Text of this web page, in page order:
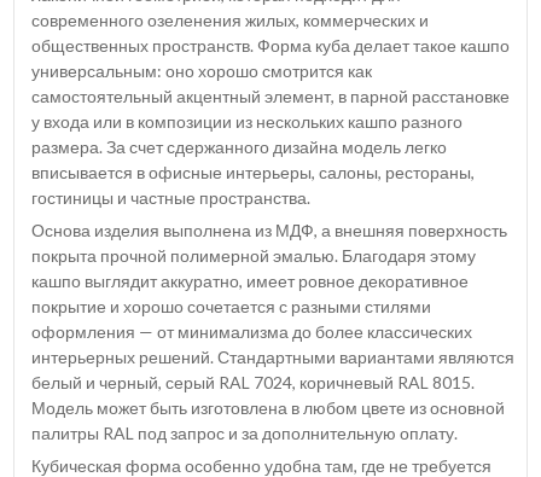
современного озеленения жилых, коммерческих и
общественных пространств. Форма куба делает такое кашпо
универсальным: оно хорошо смотрится как
самостоятельный акцентный элемент, в парной расстановке
у входа или в композиции из нескольких кашпо разного
размера. За счет сдержанного дизайна модель легко
вписывается в офисные интерьеры, салоны, рестораны,
гостиницы и частные пространства.
Основа изделия выполнена из МДФ, а внешняя поверхность
покрыта прочной полимерной эмалью. Благодаря этому
кашпо выглядит аккуратно, имеет ровное декоративное
покрытие и хорошо сочетается с разными стилями
оформления — от минимализма до более классических
интерьерных решений. Стандартными вариантами являются
белый и черный, серый RAL 7024, коричневый RAL 8015.
Модель может быть изготовлена в любом цвете из основной
палитры RAL под запрос и за дополнительную оплату.
Кубическая форма особенно удобна там, где не требуется